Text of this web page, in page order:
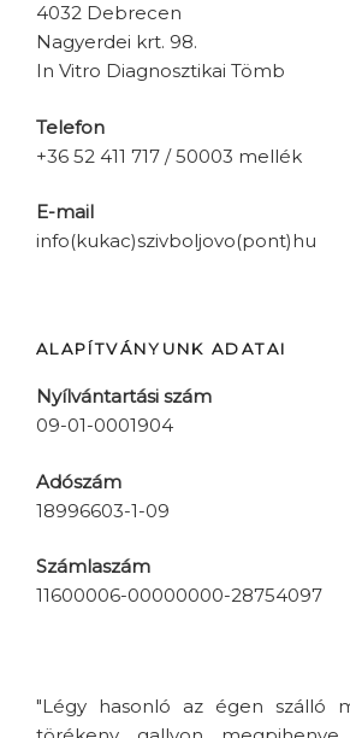
4032 Debrecen
Nagyerdei krt. 98.
In Vitro Diagnosztikai Tömb
Telefon
+36 52 411 717 / 50003 mellék
E-mail
info(kukac)szivboljovo(pont)hu
ALAPÍTVÁNYUNK ADATAI
Nyílvántartási szám
09-01-0001904
Adószám
18996603-1-09
Számlaszám
11600006-00000000-28754097
"Légy hasonló az égen szálló